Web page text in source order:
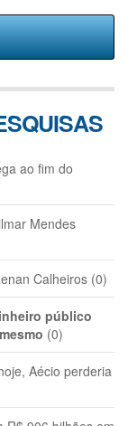
ao fim do
Mendes
Calheiros (0)
público
(0)
Aécio perderia